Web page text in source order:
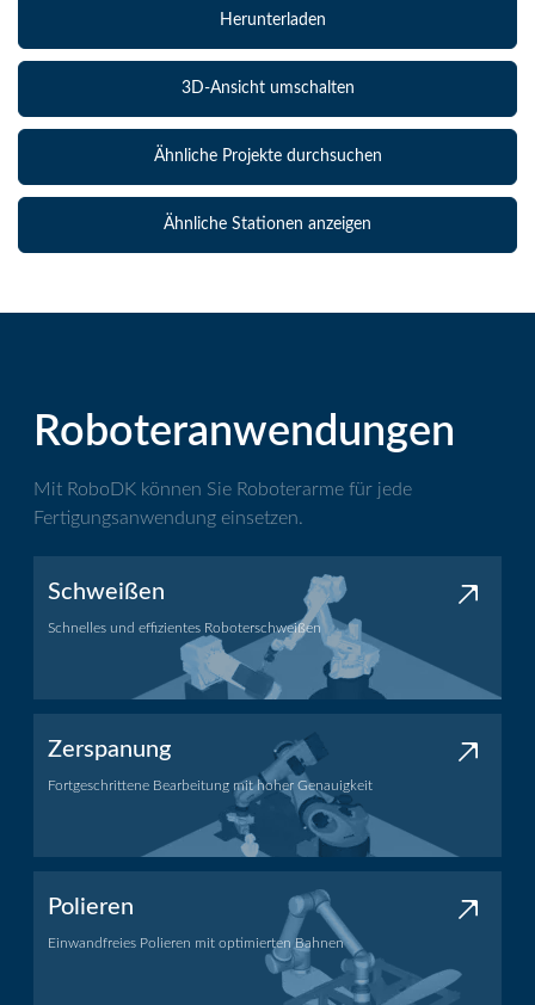
Herunterladen
3D-Ansicht umschalten
Ähnliche Projekte durchsuchen
Ähnliche Stationen anzeigen
Roboteranwendungen
Mit RoboDK können Sie Roboterarme für jede
Fertigungsanwendung einsetzen.
Schweißen
Schnelles und effizientes Roboterschweißen
Schweißanwendung
Zerspanung
Fortgeschrittene Bearbeitung mit hoher Genauigkeit
Bearbeitungsanwendung
Polieren
Einwandfreies Polieren mit optimierten Bahnen